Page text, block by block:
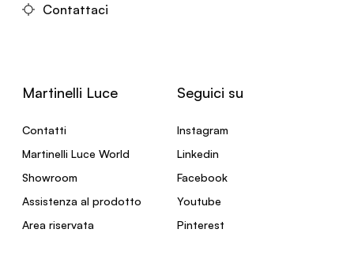
Contattaci
Martinelli Luce
Contatti
Martinelli Luce World
Showroom
Assistenza al prodotto
Area riservata
Seguici su
Instagram
Linkedin
Facebook
Youtube
Pinterest